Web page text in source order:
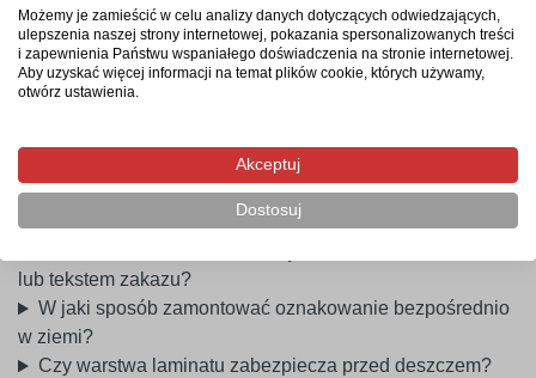
zarejestrowaniu i opłaceniu zamówienia. Czas realizacji
zajmuje od 3 do 4 dni roboczych, a wysyłka gotowego
asortymentu pod wskazany adres trwa zazwyczaj 1 dzień
roboczy.
Najczęstsze pytania
Czy tabliczka nie pęknie podczas wiercenia otworów
pod wkręty?
lub tekstem zakazu?
W jaki sposób zamontować oznakowanie bezpośrednio
w ziemi?
Czy warstwa laminatu zabezpiecza przed deszczem?
Możemy je zamieścić w celu analizy danych dotyczących odwiedzających,
ulepszenia naszej strony internetowej, pokazania spersonalizowanych treści
i zapewnienia Państwu wspaniałego doświadczenia na stronie internetowej.
Aby uzyskać więcej informacji na temat plików cookie, których używamy,
otwórz ustawienia.
Akceptuj
Dostosuj